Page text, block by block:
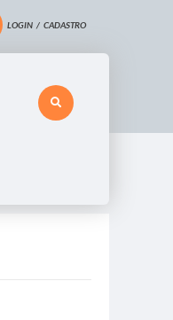
LOGIN / CADASTRO